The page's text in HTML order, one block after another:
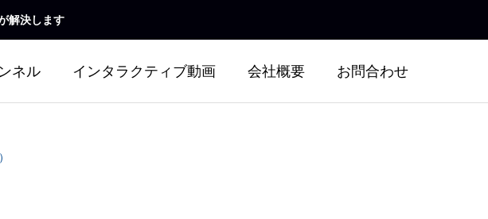
解決します
ネル インタラクティブ動画 会社概要 お問合わせ